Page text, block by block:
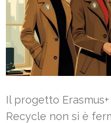
Il progetto
Recycle non si è